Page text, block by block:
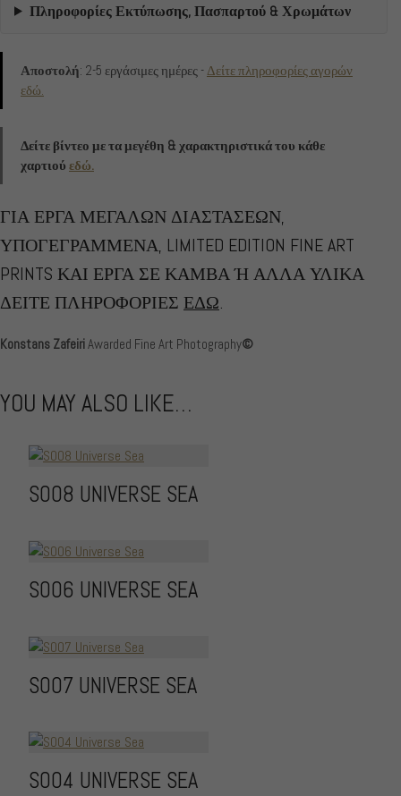
Πληροφορίες Εκτύπωσης, Πασπαρτού & Χρωμάτων
Αποστολή: 2-5 εργάσιμες ημέρες - Δείτε πληροφορίες αγορών
εδώ.
Δείτε βίντεο με τα μεγέθη & χαρακτηριστικά του κάθε
χαρτιού εδώ.
ΓΙΑ ΕΡΓΑ ΜΕΓΑΛΩΝ ΔΙΑΣΤΑΣΕΩΝ,
ΥΠΟΓΕΓΡΑΜΜΕΝΑ, LIMITED EDITION FINE ART
PRINTS ΚΑΙ ΕΡΓΑ ΣΕ ΚΑΜΒΑ Ή ΑΛΛΑ ΥΛΙΚΑ
ΔΕΙΤΕ ΠΛΗΡΟΦΟΡΙΕΣ ΕΔΩ.
Konstans ZafeiriAwarded Fine Art Photography©
YOU MAY ALSO LIKE…
S008 UNIVERSE SEA
S006 UNIVERSE SEA
S007 UNIVERSE SEA
S004 UNIVERSE SEA